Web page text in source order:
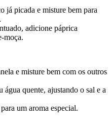
já picada e misture bem para
adicione páprica
moça.
e misture bem com os outros
quente, ajustando o sal e a
um aroma especial.